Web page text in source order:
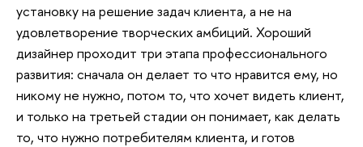
установку на решение задач клиента, а не на
удовлетворение творческих амбиций. Хороший
дизайнер проходит три этапа профессионального
развития: сначала он делает то что нравится ему, но
никому не нужно, потом то, что хочет видеть клиент,
и только на третьей стадии он понимает, как делать
то, что нужно потребителям клиента, и готов